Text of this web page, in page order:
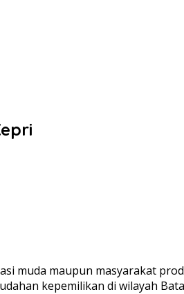
muda maupun masyarakat
kepemilikan di wilayah